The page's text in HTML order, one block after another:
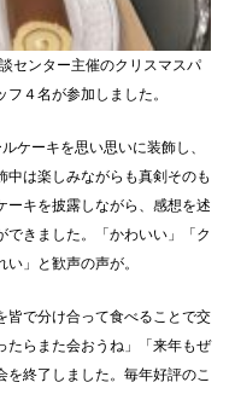
センター主催のクリスマスパ
４名が参加しました。
ケーキを思い思いに装飾し、
中は楽しみながらも真剣そのも
ーキを披露しながら、感想を述
きました。「かわいい」「ク
」と歓声の声が。
で分け合って食べることで交
たらまた会おうね」「来年もぜ
終了しました。毎年好評のこ